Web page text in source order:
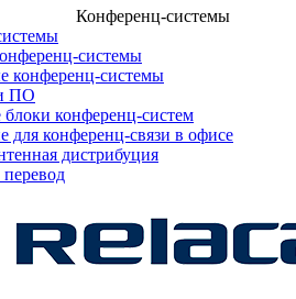
Конференц-системы
системы
конференц-системы
ПО
конференц-систем
для конференц-связи в офисе
дистрибуция